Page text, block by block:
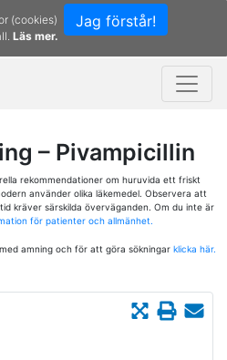
Jag förstår!
(cookies)
Läs mer.
– Pivampicillin
rekommendationer om huruvida ett friskt
använder olika läkemedel. Observera att
kräver särskilda överväganden. Om du inte är
för patienter och allmänhet.
amning och för att göra sökningar klicka här.